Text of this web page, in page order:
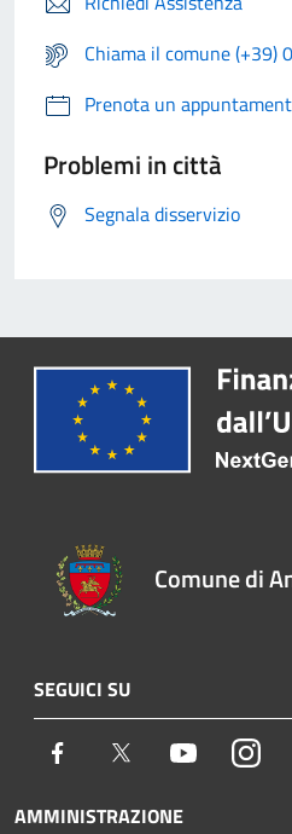
Chiama il comune (+39)
Prenota un
Problemi in città
Segnala disservizio
Comune di
SEGUICI SU
Facebook Twitter Youtube
AMMINISTRAZIONE